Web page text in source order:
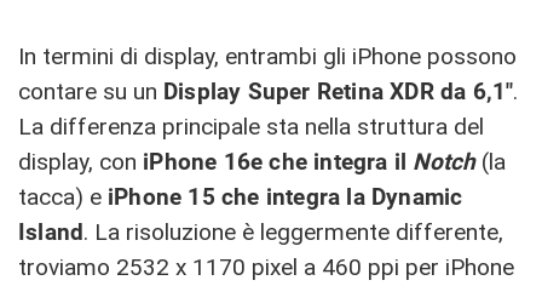
In termini di display, entrambi gli iPhone possono
contare su un Display Super Retina XDR da 6,1″.
La differenza principale sta nella struttura del
display, con iPhone 16e che integra il Notch(la
tacca) e iPhone 15 che integra la Dynamic
Island. La risoluzione è leggermente differente,
troviamo 2532 x 1170 pixel a 460 ppi per iPhone